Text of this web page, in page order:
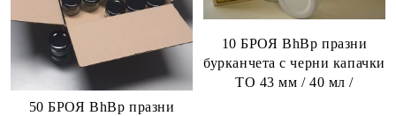
50 БРОЯ BhBp празни
10 БРОЯ BhBp празни
бурканчета с черни капачки
ТО 43 мм / 40 мл /